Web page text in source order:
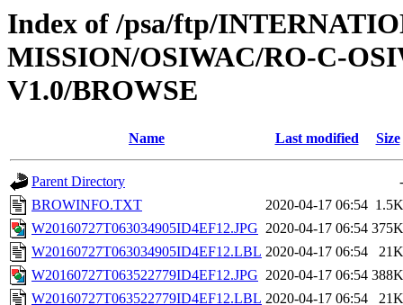
Index of /psa/ftp/
MISSION/OSIWAC/RO-C-
V1.0/BROWSE
Name Last modified Size
Parent Directory
-
BROWINFO.TXT
2020-04-17 06:54 1.5K
W20160727T063034905ID4EF12.JPG 2020-04-17 06:54 375K
W20160727T063034905ID4EF12.LBL 2020-04-17 06:54
21K
W20160727T063522779ID4EF12.JPG 2020-04-17 06:54 388K
W20160727T063522779ID4EF12.LBL 2020-04-17 06:54
21K